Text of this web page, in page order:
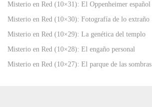
Misterio en Red (10×31): El Oppenheimer español
Misterio en Red (10×30): Fotografía de lo extraño
Misterio en Red (10×29): La genética del templo
Misterio en Red (10×28): El engaño personal
Misterio en Red (10×27): El parque de las sombras